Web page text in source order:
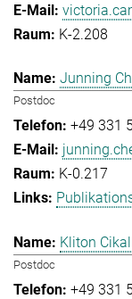
K-2.208
Junning
Postdoc
+49 331
K-0.217
Kliton
Postdoc
+49 331